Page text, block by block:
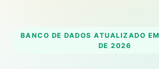
BANCO DE DADOS ATUALIZADO EM
DE 2026